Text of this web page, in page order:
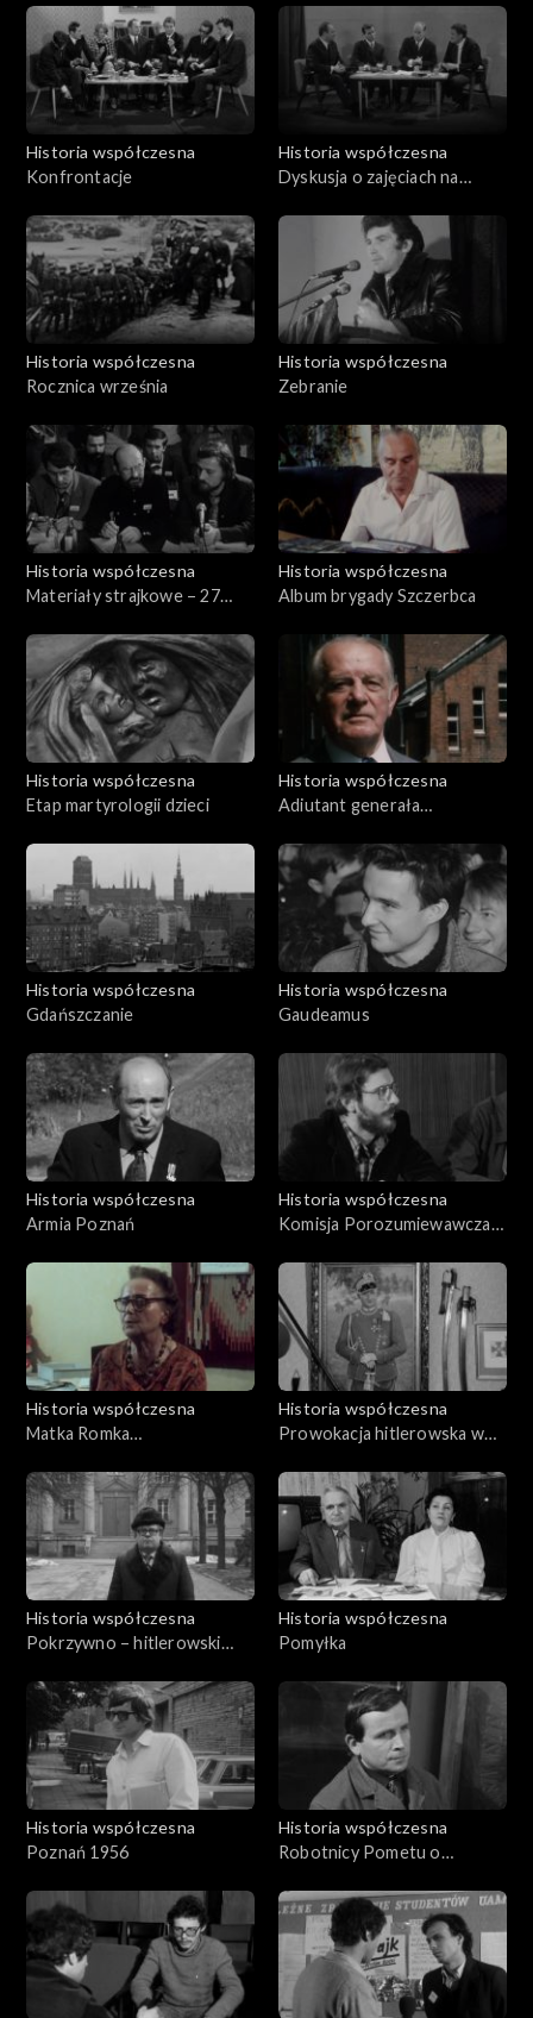
Historia współczesna
Konfrontacje
Historia współczesna
Dyskusja o zajęciach na
Historia współczesna
Rocznica września
Historia współczesna
Zebranie
Historia współczesna
Materiały strajkowe – 27
Historia współczesna
Album brygady Szczerbca
Historia współczesna
Etap martyrologii dzieci
Historia współczesna
Adiutant generała
Historia współczesna
Gdańszczanie
Historia współczesna
Gaudeamus
Historia współczesna
Armia Poznań
Historia współczesna
Komisja Porozumiewawcza
Historia współczesna
Matka Romka
Historia współczesna
Prowokacja hitlerowska w
Historia współczesna
Pokrzywno – hitlerowski
Historia współczesna
Pomyłka
Historia współczesna
Poznań 1956
Historia współczesna
Robotnicy Pometu o